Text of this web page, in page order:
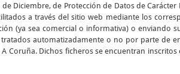
Diciembre, de Protección de Datos de
a través del sitio web mediante los
(ya sea comercial o informativa) o enviando
automatizadamente o no por parte de
Coruña. Dichos ficheros se encuentran